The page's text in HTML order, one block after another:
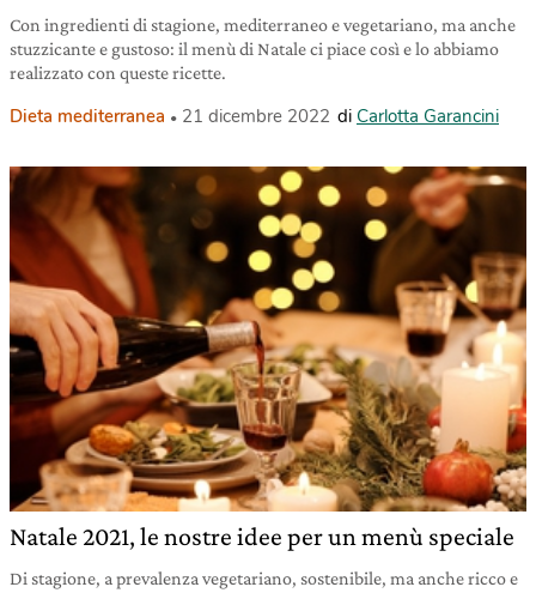
Con ingredienti di stagione, mediterraneo e vegetariano, ma anche
stuzzicante e gustoso: il menù di Natale ci piace così e lo abbiamo
realizzato con queste ricette.
Dieta mediterranea 21 dicembre 2022 di Carlotta Garancini
Natale 2021, le nostre idee per un menù speciale
Di stagione, a prevalenza vegetariano, sostenibile, ma anche ricco e